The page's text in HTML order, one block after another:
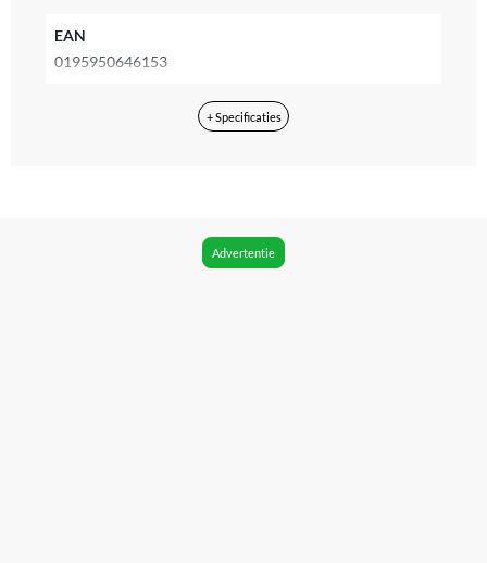
EAN
0195950646153
+ Specificaties
Advertentie